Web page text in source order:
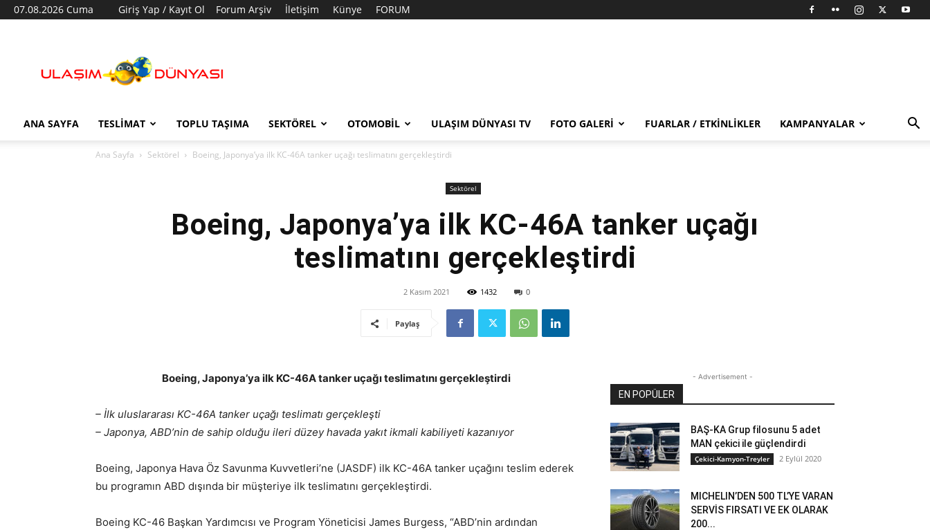
07.08.2026 Cuma Giriş Yap / Kayıt Ol Forum Arşiv İletişim Künye FORUM
Dünyası
ANA SAYFA TESLIMAT TOPLU TAŞIMA SEKTÖREL OTOMOBIL ULAŞIM DÜNYASI TV FOTO GALERI FUARLAR / ETKINLIKLER KAMPANYALAR
Ana Sayfa Sektörel Boeing, Japonya’ya ilk KC-46A tanker uçağı teslimatını gerçekleştirdi
Sektörel
Boeing, Japonya’ya ilk KC-46A tanker uçağı
teslimatını gerçekleştirdi
2 Kasım 2021 1432 0
Paylaş
Boeing, Japonya’ya ilk KC-46A tanker uçağı teslimatını gerçekleştirdi
– İlk uluslararası KC-46A tanker uçağı teslimatı gerçekleşti
– Japonya, ABD’nin de sahip olduğu ileri düzey havada yakıt ikmali kabiliyeti kazanıyor
Boeing, Japonya Hava Öz Savunma Kuvvetleri’ne (JASDF) ilk KC-46A tanker uçağını teslim ederek
bu programın ABD dışında bir müşteriye ilk teslimatını gerçekleştirdi.
Boeing KC-46 Başkan Yardımcısı ve Program Yöneticisi James Burgess, “ABD’nin ardından
- Advertisement -
EN POPÜLER
BAŞ-KA Grup filosunu 5 adet
MAN çekici ile güçlendirdi
Çekici-Kamyon-Treyler 2 Eylül 2020
MICHELIN’DEN 500 TL’YE VARAN
SERVİS FIRSATI VE EK OLARAK
200...